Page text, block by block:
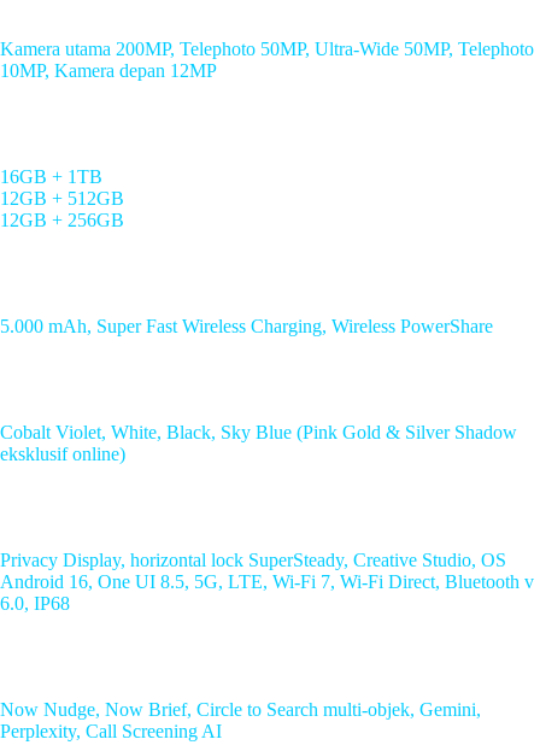
Kamera utama 200MP, Telephoto 50MP, Ultra-Wide 50MP, Telephoto
10MP, Kamera depan 12MP
16GB + 1TB
12GB + 512GB
12GB + 256GB
5.000 mAh, Super Fast Wireless Charging, Wireless PowerShare
Cobalt Violet, White, Black, Sky Blue (Pink Gold & Silver Shadow
eksklusif online)
Privacy Display, horizontal lock SuperSteady, Creative Studio, OS
Android 16, One UI 8.5, 5G, LTE, Wi-Fi 7, Wi-Fi Direct, Bluetooth v
6.0, IP68
Now Nudge, Now Brief, Circle to Search multi-objek, Gemini,
Perplexity, Call Screening AI